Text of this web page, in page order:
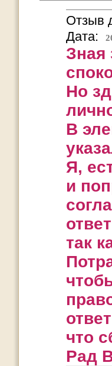
Отзыв
Дата:
Зная
Но
В
Я,
и
так
что
Рад